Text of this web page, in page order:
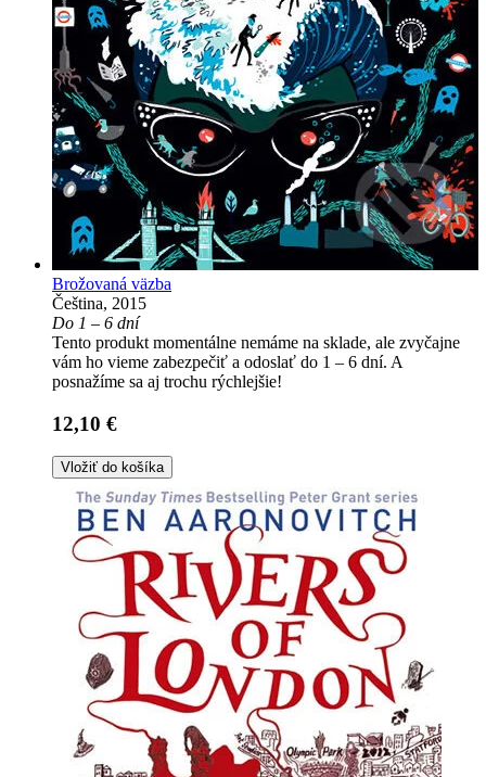
Brožovaná väzba
Čeština, 2015
Do 1 – 6 dní
Tento produkt momentálne nemáme na sklade, ale zvyčajne
vám ho vieme zabezpečiť a odoslať do 1 – 6 dní. A
posnažíme sa aj trochu rýchlejšie!
12,10 €
Vložiť do košíka